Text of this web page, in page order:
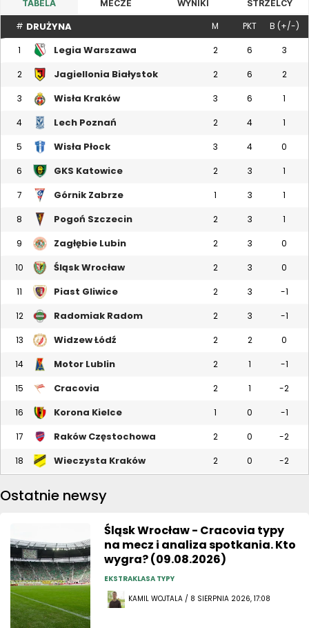
TABELA MECZE WYNIKI STRZELCY
# DRUŻYNA M PKT B (+/-)
1 Legia Warszawa 2 6 3
2 Jagiellonia Białystok 2 6 2
3 Wisła Kraków 3 6 1
4 Lech Poznań 2 4 1
5 Wisła Płock 3 4 0
6 GKS Katowice 2 3 1
7 Górnik Zabrze 1 3 1
8 Pogoń Szczecin 2 3 1
9 Zagłębie Lubin 2 3 0
10 Śląsk Wrocław 2 3 0
11 Piast Gliwice 2 3 -1
12 Radomiak Radom 2 3 -1
13 Widzew Łódź 2 2 0
14 Motor Lublin 2 1 -1
15 Cracovia 2 1 -2
16 Korona Kielce 1 0 -1
17 Raków Częstochowa 2 0 -2
18 Wieczysta Kraków 2 0 -2
Ostatnie newsy
Śląsk Wrocław - Cracovia typy
na mecz i analiza spotkania. Kto
wygra? (09.08.2026)
EKSTRAKLASA TYPY
KAMIL WOJTALA / 8 SIERPNIA 2026, 17:08